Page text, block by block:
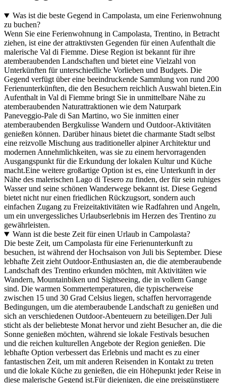
Was ist die beste Gegend in Campolasta, um eine Ferienwohnung
zu buchen?
Wenn Sie eine Ferienwohnung in Campolasta, Trentino, in Betracht
ziehen, ist eine der attraktivsten Gegenden für einen Aufenthalt die
malerische Val di Fiemme. Diese Region ist bekannt für ihre
atemberaubenden Landschaften und bietet eine Vielzahl von
Unterkünften für unterschiedliche Vorlieben und Budgets. Die
Gegend verfügt über eine beeindruckende Sammlung von rund 200
Ferienunterkünften, die den Besuchern reichlich Auswahl bieten.Ein
Aufenthalt in Val di Fiemme bringt Sie in unmittelbare Nähe zu
atemberaubenden Naturattraktionen wie dem Naturpark
Paneveggio-Pale di San Martino, wo Sie inmitten einer
atemberaubenden Bergkulisse Wandern und Outdoor-Aktivitäten
genießen können. Darüber hinaus bietet die charmante Stadt selbst
eine reizvolle Mischung aus traditioneller alpiner Architektur und
modernen Annehmlichkeiten, was sie zu einem hervorragenden
Ausgangspunkt für die Erkundung der lokalen Kultur und Küche
macht.Eine weitere großartige Option ist es, eine Unterkunft in der
Nähe des malerischen Lago di Tesero zu finden, der für sein ruhiges
Wasser und seine schönen Wanderwege bekannt ist. Diese Gegend
bietet nicht nur einen friedlichen Rückzugsort, sondern auch
einfachen Zugang zu Freizeitaktivitäten wie Radfahren und Angeln,
um ein unvergessliches Urlaubserlebnis im Herzen des Trentino zu
gewährleisten.
Wann ist die beste Zeit für einen Urlaub in Campolasta?
Die beste Zeit, um Campolasta für eine Ferienunterkunft zu
besuchen, ist während der Hochsaison von Juli bis September. Diese
lebhafte Zeit zieht Outdoor-Enthusiasten an, die die atemberaubende
Landschaft des Trentino erkunden möchten, mit Aktivitäten wie
Wandern, Mountainbiken und Sightseeing, die in vollem Gange
sind. Die warmen Sommertemperaturen, die typischerweise
zwischen 15 und 30 Grad Celsius liegen, schaffen hervorragende
Bedingungen, um die atemberaubende Landschaft zu genießen und
sich an verschiedenen Outdoor-Abenteuern zu beteiligen.Der Juli
sticht als der beliebteste Monat hervor und zieht Besucher an, die die
Sonne genießen möchten, während sie lokale Festivals besuchen
und die reichen kulturellen Angebote der Region genießen. Die
lebhafte Option verbessert das Erlebnis und macht es zu einer
fantastischen Zeit, um mit anderen Reisenden in Kontakt zu treten
und die lokale Küche zu genießen, die ein Höhepunkt jeder Reise in
diese malerische Gegend ist.Für diejenigen, die eine preisgünstigere